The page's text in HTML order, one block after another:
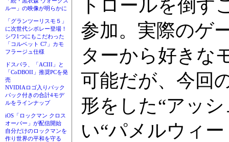
ルー」の映像が明らかに
「グランツーリスモ５」
に次世代シボレー登場！
シワ1つにもこだわった
「コルベット C7」カモ
フラージュ仕様
ドスパラ、「ACIII」と
「CoDBOII」推奨PCを発
売
NVIDIAロゴ入りバック
パック付きの合計4モデ
ルをラインナップ
iOS「ロックマン クロス
オーバー」が配信開始
自分だけのロックマンを
作り世界の平和を守る
トロールを倒す
参加。実際のゲ
ターから好きな
可能だが、今回
形をした“アッ
い“パメルウィ